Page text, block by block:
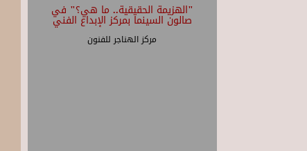
"الهزيمة الحقيقية.. ما هي؟" في
صالون السينما بمركز الإبداع الفني
مركز الهناجر للفنون